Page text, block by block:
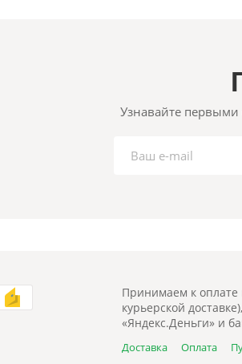
Узнавайте первыми
Принимаем к
курьерской
«Яндекс.Деньги» и
Доставка Оплата